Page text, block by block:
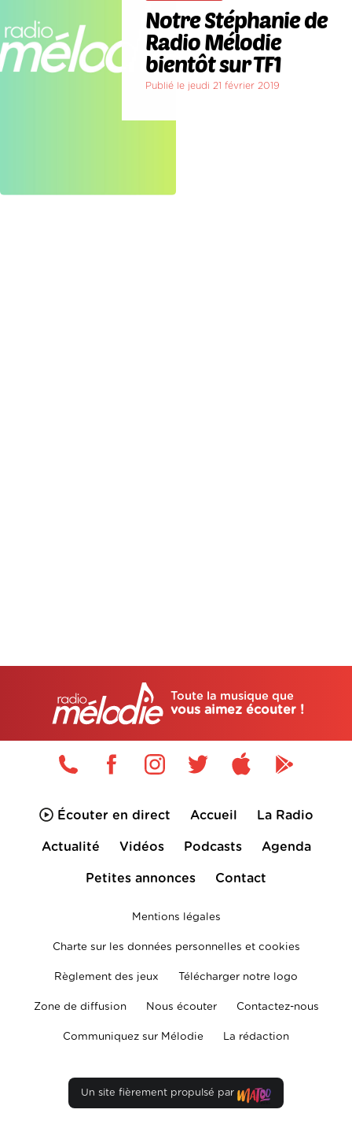
Notre Stéphanie de
Radio Mélodie
bientôt sur TF1
Publié le jeudi 21 février 2019
Toute la musique que
vous aimez écouter !
Écouter en direct Accueil La Radio
Actualité Vidéos Podcasts Agenda
Petites annonces Contact
Mentions légales
Charte sur les données personnelles et cookies
Règlement des jeux Télécharger notre logo
Zone de diffusion Nous écouter Contactez-nous
Communiquez sur Mélodie La rédaction
Un site fièrement propulsé par